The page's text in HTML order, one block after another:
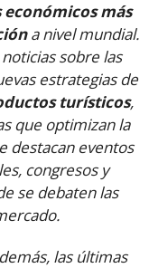
económicos más
a nivel mundial.
sobre las
estrategias de
turísticos,
que optimizan la
destacan eventos
congresos y
se debaten las
las últimas